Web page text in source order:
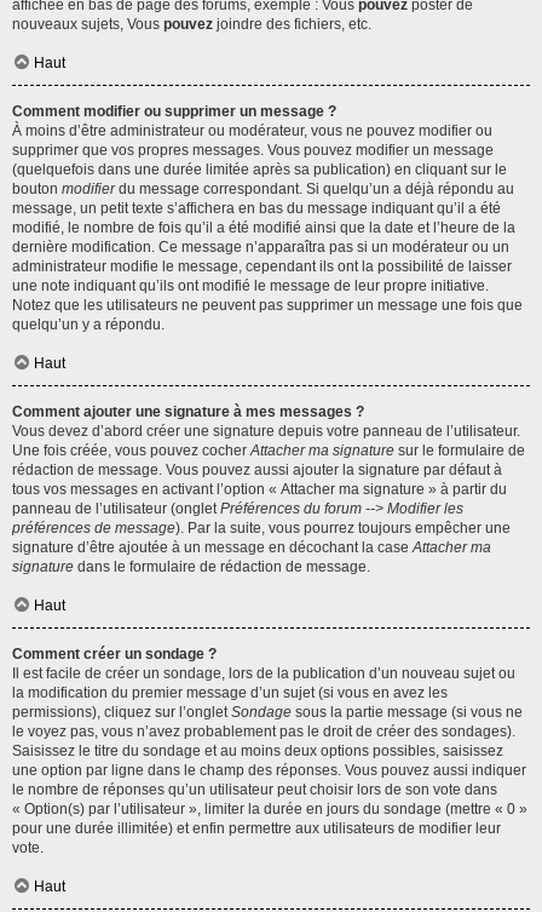
affichée en bas de page des forums, exemple : Vous pouvez poster de
nouveaux sujets, Vous pouvez joindre des fichiers, etc.
Haut
Comment modifier ou supprimer un message ?
À moins d’être administrateur ou modérateur, vous ne pouvez modifier ou
supprimer que vos propres messages. Vous pouvez modifier un message
(quelquefois dans une durée limitée après sa publication) en cliquant sur le
bouton modifierdu message correspondant. Si quelqu’un a déjà répondu au
message, un petit texte s’affichera en bas du message indiquant qu’il a été
modifié, le nombre de fois qu’il a été modifié ainsi que la date et l’heure de la
dernière modification. Ce message n’apparaîtra pas si un modérateur ou un
administrateur modifie le message, cependant ils ont la possibilité de laisser
une note indiquant qu’ils ont modifié le message de leur propre initiative.
Notez que les utilisateurs ne peuvent pas supprimer un message une fois que
quelqu’un y a répondu.
Haut
Comment ajouter une signature à mes messages ?
Vous devez d’abord créer une signature depuis votre panneau de l’utilisateur.
Une fois créée, vous pouvez cocherAttacher ma signature sur le formulaire de
rédaction de message. Vous pouvez aussi ajouter la signature par défaut à
tous vos messages en activant l’option « Attacher ma signature » à partir du
panneau de l’utilisateur (ongletPréférences du forum --> Modifier les
préférences de message). Par la suite, vous pourrez toujours empêcher une
signature d’être ajoutée à un message en décochant la caseAttacher ma
signature dans le formulaire de rédaction de message.
Haut
Comment créer un sondage ?
Il est facile de créer un sondage, lors de la publication d’un nouveau sujet ou
la modification du premier message d’un sujet (si vous en avez les
permissions), cliquez sur l’ongletSondage sous la partie message (si vous ne
le voyez pas, vous n’avez probablement pas le droit de créer des sondages).
Saisissez le titre du sondage et au moins deux options possibles, saisissez
une option par ligne dans le champ des réponses. Vous pouvez aussi indiquer
le nombre de réponses qu’un utilisateur peut choisir lors de son vote dans
« Option(s) par l’utilisateur », limiter la durée en jours du sondage (mettre « 0 »
pour une durée illimitée) et enfin permettre aux utilisateurs de modifier leur
vote.
Haut